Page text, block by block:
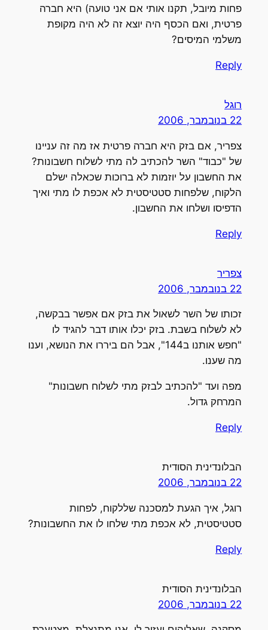
פחות מיובל, תקנו אותי אם אני טועה) היא חברה
פרטית, ואם הכסף היה יוצא זה לא היה מקופת
משלמי המיסים?
Reply
רוגל
22 בנובמבר, 2006
צפריר, אם בזק היא חברה פרטית אז מה זה עניינו
של "כבוד" השר להכתיב לה מתי לשלוח חשבונות?
את החשבון על יוזמות לא ברוכות שכאלה ישלם
הלקוח, שלפחות סטטיסטית לא אכפת לו מתי ואיך
הדפיסו ושלחו את החשבון.
Reply
צפריר
22 בנובמבר, 2006
זכותו של השר לשאול את בזק אם אפשר בבקשה,
לא לשלוח בשבת. בזק יכלו אותו דבר להגיד לו
"חפש אותנו ב144", אבל הם ביררו את הנושא, וענו
מה שענו.
מפה ועד "להכתיב לבזק מתי לשלוח חשבונות"
המרחק גדול.
Reply
הבלונדינית הסודית
22 בנובמבר, 2006
רוגל, איך הגעת למסכנה שללקוח, לפחות
סטטיסטית, לא אכפת מתי שלחו לו את החשבונות?
Reply
הבלונדינית הסודית
22 בנובמבר, 2006